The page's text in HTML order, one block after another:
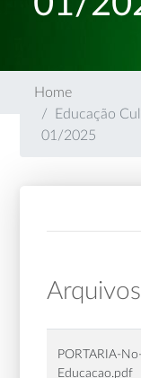
Home
Educação
01/2025
Arquivos
PORTARIA-
Educacao.pdf